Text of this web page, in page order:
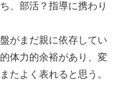
、部活？指導に携わり
がまだ親に依存してい
体力的余裕があり、変
たよく表れると思う。